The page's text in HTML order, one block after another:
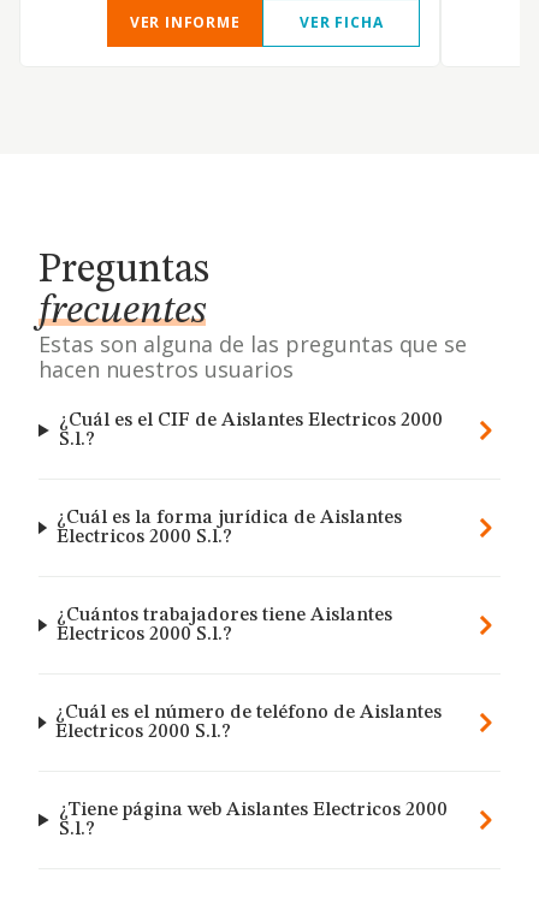
VER INFORME VER FICHA
Preguntas
frecuentes
Estas son alguna de las preguntas que se
hacen nuestros usuarios
¿Cuál es el CIF de Aislantes Electricos 2000
S.l.?
¿Cuál es la forma jurídica de Aislantes
Electricos 2000 S.l.?
¿Cuántos trabajadores tiene Aislantes
Electricos 2000 S.l.?
¿Cuál es el número de teléfono de Aislantes
Electricos 2000 S.l.?
¿Tiene página web Aislantes Electricos 2000
S.l.?